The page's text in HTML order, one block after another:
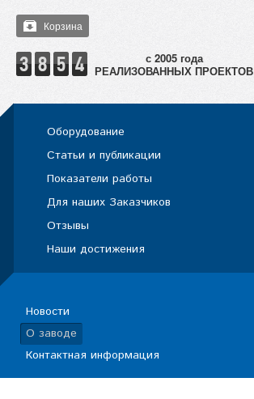
Корзина
РЕАЛИЗОВАННЫХ ПРОЕКТОВ
Оборудование
Статьи и публикации
Показатели работы
Для наших Заказчиков
Отзывы
Наши достижения
Новости
О заводе
Контактная информация